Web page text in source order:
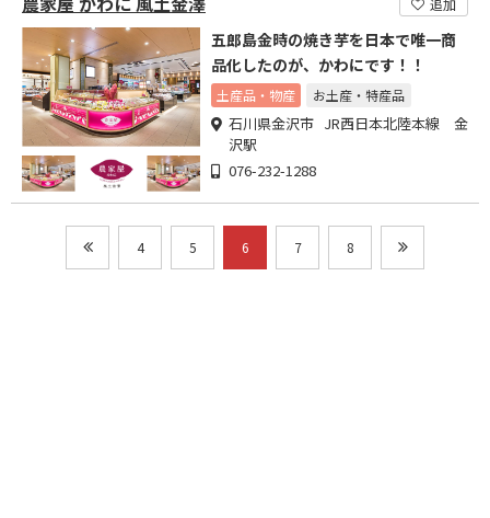
追加
五郎島金時の焼き芋を日本で唯一商
品化したのが、かわにです！！
土産品・物産 お土産・特産品
石川県金沢市 JR西日本北陸本線 金
沢駅
076-232-1288
4 5 6 7 8